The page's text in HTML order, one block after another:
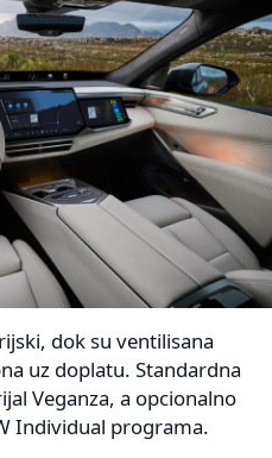
dok su ventilisana
uz doplatu. Standardna
Veganza, a opcionalno
Individual programa.